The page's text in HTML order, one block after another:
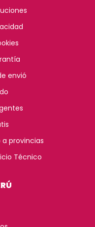
envió
provincias
Técnico